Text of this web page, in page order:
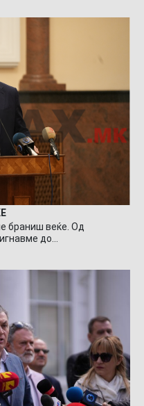
браниш веќе. Од
до…